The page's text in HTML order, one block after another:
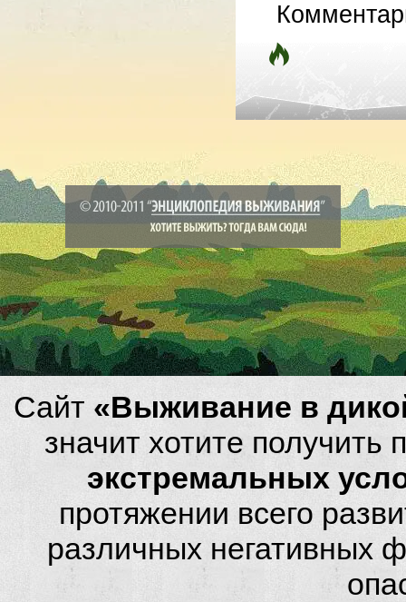
Сайт «Выживание в
значит хотите
экстремальных
протяжении всего
различных негативных